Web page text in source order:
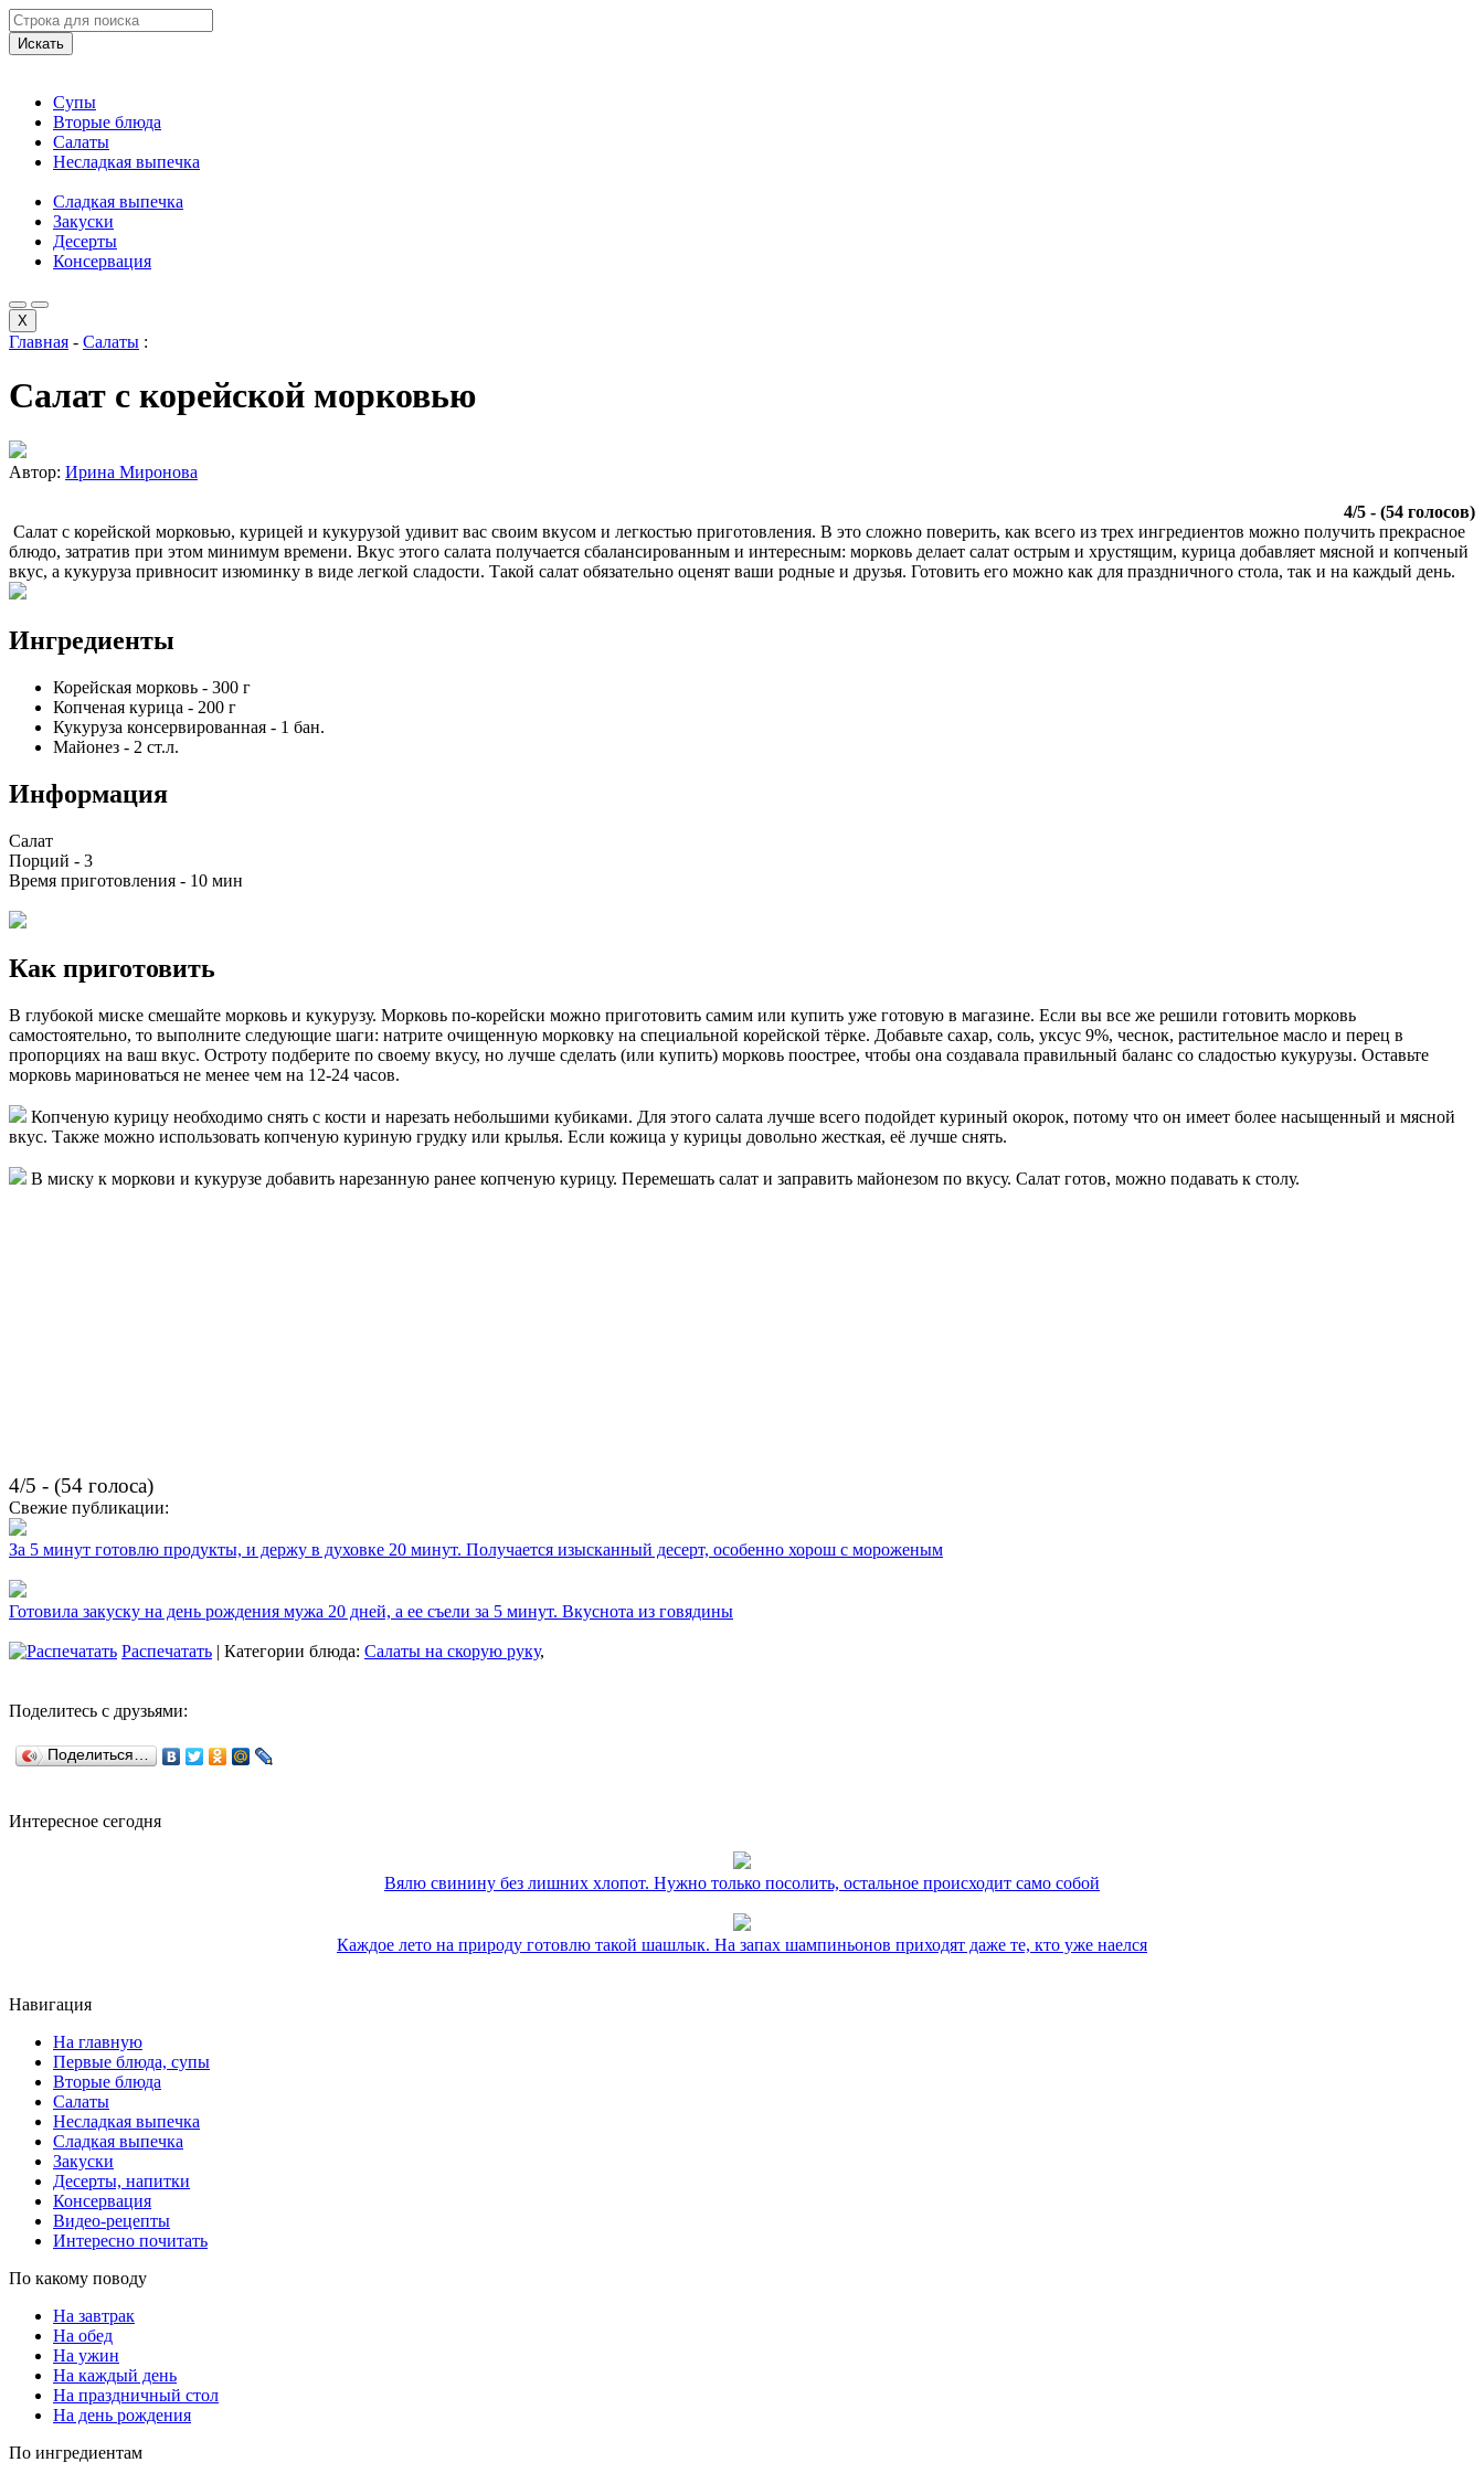
Искать
Супы
Вторые блюда
Салаты
Несладкая выпечка
Сладкая выпечка
Закуски
Десерты
Консервация
X
Главная - Салаты :
Салат с корейской морковью
Автор: Ирина Миронова
4/5 - (54 голосов)
Салат с корейской морковью, курицей и кукурузой удивит вас своим вкусом и легкостью приготовления. В это сложно поверить, как всего из трех ингредиентов можно получить прекрасное
блюдо, затратив при этом минимум времени. Вкус этого салата получается сбалансированным и интересным: морковь делает салат острым и хрустящим, курица добавляет мясной и копченый
вкус, а кукуруза привносит изюминку в виде легкой сладости. Такой салат обязательно оценят ваши родные и друзья. Готовить его можно как для праздничного стола, так и на каждый день.
Ингредиенты
Корейская морковь - 300 г
Копченая курица - 200 г
Кукуруза консервированная - 1 бан.
Майонез - 2 ст.л.
Информация
Салат
Порций - 3
Время приготовления - 10 мин
Как приготовить
В глубокой миске смешайте морковь и кукурузу. Морковь по-корейски можно приготовить самим или купить уже готовую в магазине. Если вы все же решили готовить морковь
самостоятельно, то выполните следующие шаги: натрите очищенную морковку на специальной корейской тёрке. Добавьте сахар, соль, уксус 9%, чеснок, растительное масло и перец в
пропорциях на ваш вкус. Остроту подберите по своему вкусу, но лучше сделать (или купить) морковь поострее, чтобы она создавала правильный баланс со сладостью кукурузы. Оставьте
морковь мариноваться не менее чем на 12-24 часов.
Копченую курицу необходимо снять с кости и нарезать небольшими кубиками. Для этого салата лучше всего подойдет куриный окорок, потому что он имеет более насыщенный и мясной
вкус. Также можно использовать копченую куриную грудку или крылья. Если кожица у курицы довольно жесткая, её лучше снять.
В миску к моркови и кукурузе добавить нарезанную ранее копченую курицу. Перемешать салат и заправить майонезом по вкусу. Салат готов, можно подавать к столу.
4/5 - (54 голоса)
Свежие публикации:
За 5 минут готовлю продукты, и держу в духовке 20 минут. Получается изысканный десерт, особенно хорош с мороженым
Готовила закуску на день рождения мужа 20 дней, а ее съели за 5 минут. Вкуснота из говядины
Распечатать | Категории блюда: Салаты на скорую руку,
Поделитесь с друзьями:
Поделиться…
Интересное сегодня
Вялю свинину без лишних хлопот. Нужно только посолить, остальное происходит само собой
Каждое лето на природу готовлю такой шашлык. На запах шампиньонов приходят даже те, кто уже наелся
Навигация
На главную
Первые блюда, супы
Вторые блюда
Салаты
Несладкая выпечка
Сладкая выпечка
Закуски
Десерты, напитки
Консервация
Видео-рецепты
Интересно почитать
По какому поводу
На завтрак
На обед
На ужин
На каждый день
На праздничный стол
На день рождения
По ингредиентам